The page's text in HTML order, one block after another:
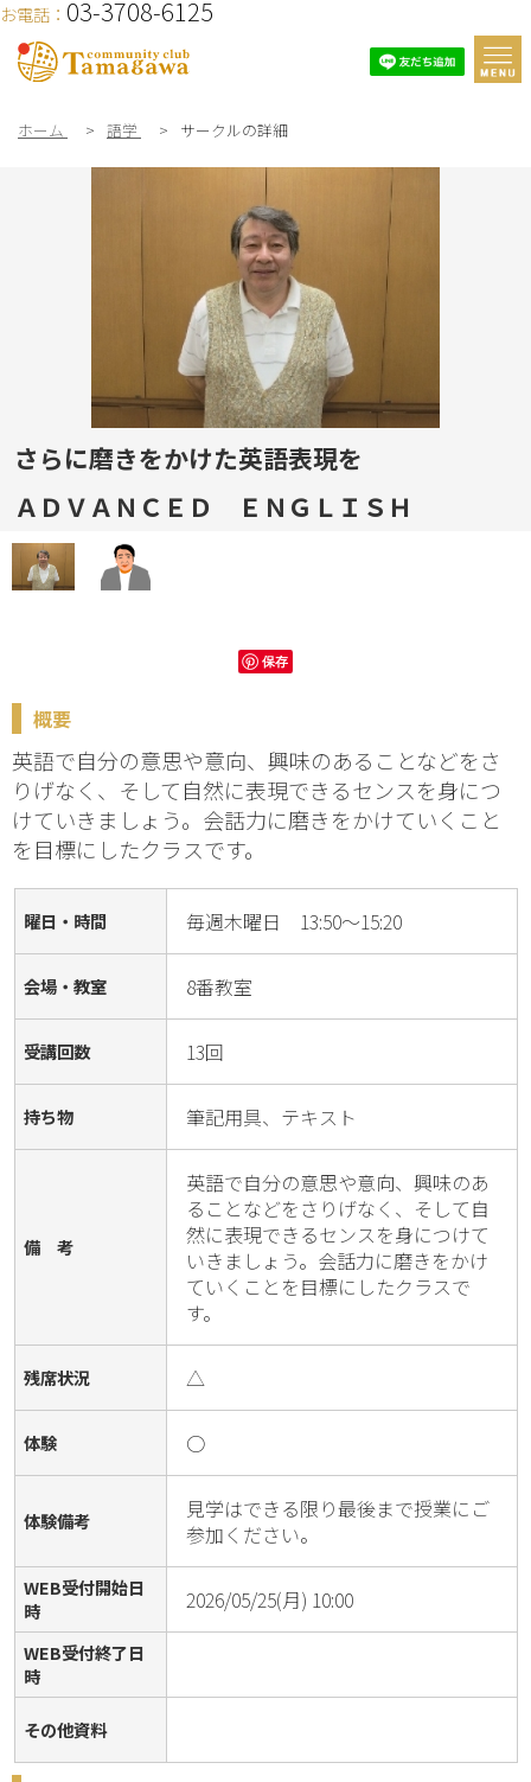
お電話： 03-3708-6125
ホーム > 語学 > サークルの詳細
さらに磨きをかけた英語表現を
ＡＤＶＡＮＣＥＤ ＥＮＧＬＩＳＨ
保存
概要
英語で自分の意思や意向、興味のあることなどをさ
りげなく、そして自然に表現できるセンスを身につ
けていきましょう。会話力に磨きをかけていくこと
を目標にしたクラスです。
曜日・時間 毎週木曜日 13:50～15:20
会場・教室 8番教室
受講回数 13回
持ち物 筆記用具、テキスト
備 考
英語で自分の意思や意向、興味のあ
ることなどをさりげなく、そして自
然に表現できるセンスを身につけて
いきましょう。会話力に磨きをかけ
ていくことを目標にしたクラスで
す。
残席状況 △
体験 ○
体験備考
見学はできる限り最後まで授業にご
参加ください。
WEB受付開始日
時
2026/05/25(月) 10:00
WEB受付終了日
時
その他資料